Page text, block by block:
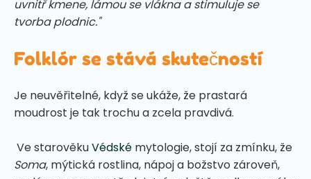
uvnitř kmene, lámou se vlákna a stimuluje se
tvorba plodnic."
Folklór se stává skutečností
Je neuvěřitelné, když se ukáže, že prastará
moudrost je tak trochu a zcela pravdivá.
Ve starověkuVédské mytologie, stojí za zmínku, že
Soma, mýtická rostlina, nápoj a božstvo zároveň,